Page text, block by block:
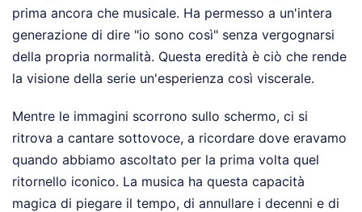
prima ancora che musicale. Ha permesso a un'intera
generazione di dire "io sono così" senza vergognarsi
della propria normalità. Questa eredità è ciò che rende
la visione della serie un'esperienza così viscerale.
Mentre le immagini scorrono sullo schermo, ci si
ritrova a cantare sottovoce, a ricordare dove eravamo
quando abbiamo ascoltato per la prima volta quel
ritornello iconico. La musica ha questa capacità
magica di piegare il tempo, di annullare i decenni e di